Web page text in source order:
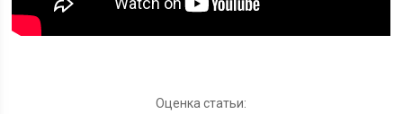
Оценка статьи: